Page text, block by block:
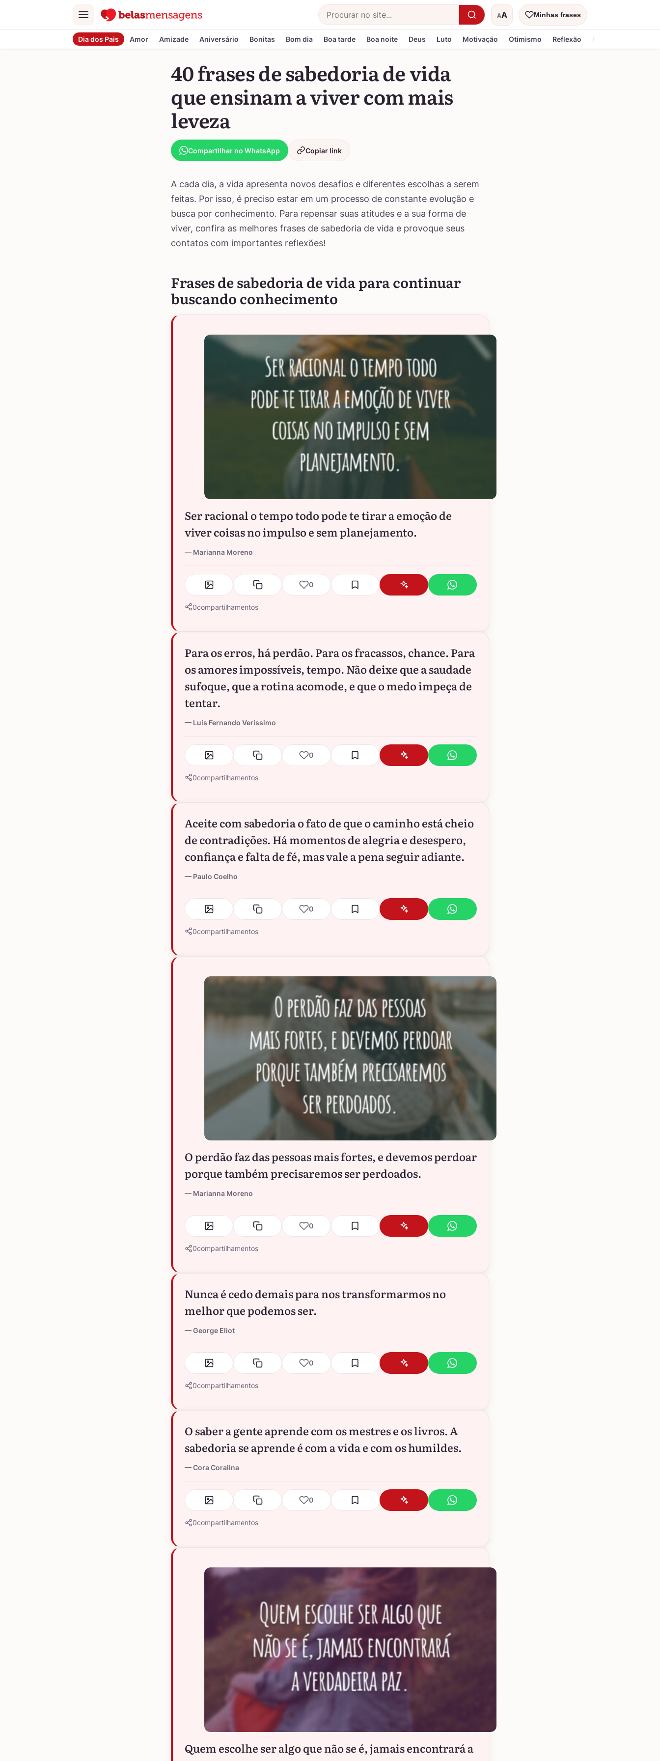
Menu
Buscar AA
Tamanho do textoMinhas frases
Dia dos Pais Amor Amizade Aniversário Bonitas Bom dia Boa tarde Boa noite Deus Luto Motivação Otimismo Reflexão Religiosa
40 frases de sabedoria de vida
que ensinam a viver com mais
leveza
Compartilhar no WhatsApp Copiar link
A cada dia, a vida apresenta novos desafios e diferentes escolhas a serem
feitas. Por isso, é preciso estar em um processo de constante evolução e
busca por conhecimento. Para repensar suas atitudes e a sua forma de
viver, confira as melhores frases de sabedoria de vida e provoque seus
contatos com importantes reflexões!
Frases de sabedoria de vida para continuar
buscando conhecimento
Ser racional o tempo todo pode te tirar a emoção de
viver coisas no impulso e sem planejamento.
Marianna Moreno
0
0compartilhamentos
Para os erros, há perdão. Para os fracassos, chance. Para
os amores impossíveis, tempo. Não deixe que a saudade
sufoque, que a rotina acomode, e que o medo impeça de
tentar.
Luís Fernando Veríssimo
0
0compartilhamentos
Aceite com sabedoria o fato de que o caminho está cheio
de contradições. Há momentos de alegria e desespero,
confiança e falta de fé, mas vale a pena seguir adiante.
Paulo Coelho
0
0compartilhamentos
O perdão faz das pessoas mais fortes, e devemos perdoar
porque também precisaremos ser perdoados.
Marianna Moreno
0
0compartilhamentos
Nunca é cedo demais para nos transformarmos no
melhor que podemos ser.
George Eliot
0
0compartilhamentos
O saber a gente aprende com os mestres e os livros. A
sabedoria se aprende é com a vida e com os humildes.
Cora Coralina
0
0compartilhamentos
Quem escolhe ser algo que não se é, jamais encontrará a